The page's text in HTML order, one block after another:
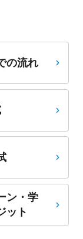
の流れ
ン・学
ット